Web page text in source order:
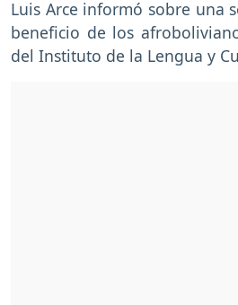
Luis Arce informó sobre una
beneficio de los
del Instituto de la Lengua y